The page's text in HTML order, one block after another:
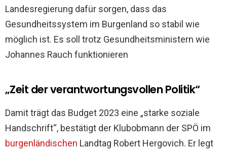
Landesregierung dafür sorgen, dass das
Gesundheitssystem im Burgenland so stabil wie
möglich ist. Es soll trotz Gesundheitsministern wie
Johannes Rauch funktionieren
„Zeit der verantwortungsvollen Politik“
Damit trägt das Budget 2023 eine „starke soziale
Handschrift“, bestätigt der Klubobmann der SPÖ im
burgenländischen Landtag Robert Hergovich. Er legt